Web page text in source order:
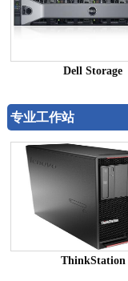
Dell Storage
专业工作站
ThinkStation